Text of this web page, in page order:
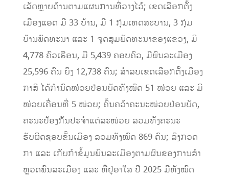
ເລັດຫຼາຍດ້ານຕາມແຜນການທີ່ວາງໄວ້; ເຂດເລືອກຕັ້ງ
ເມືອງແອດ ມີ 33 ບ້ານ, ມີ 1 ກຸ່ມເທດສະບານ, 3 ກຸ່ມ
ບ້ານພັດທະນາ ແລະ 1 ຈຸດສຸມພັດທະນາຂອງແຂວງ, ມີ
4,778 ຄົວເຮືອນ, ມີ 5,439 ຄອບຄົວ, ມີພົນລະເມືອງ
25,596 ຄົນ ຍິງ 12,738 ຄົນ; ສຳລບເຂດເລືອກຕັ້ງເມືອງ
ກາສີ ໄດ້ກໍານົດໜ່ວຍປ່ອນບັດທັງໝົດ 51 ໜ່ວຍ ແລະ ມີ
ໜ່ວຍເຄື່ອນທີ່ 5 ໜ່ວຍ; ຄົ້ນຄວ້າຄະນະໜ່ວຍປ່ອນບັດ,
ຄະນະປ້ອງກັນປະຈຳແຕ່ລະໜ່ວຍ ລວມທັງຄະນະ
ຮັບຜິດຊອບຂັ້ນເມືອງ ລວມທັງໝົດ 869 ຄົນ; ລົງກວດ
ກາ ແລະ ເກັບກຳຂໍ້ມູນພົນລະເມືອງຕາມຜົນຂອງການສໍາ
ຫຼວດພົນລະເມືອງ ແລະ ທີ່ຢູ່ອາໃສ ປີ 2025 ມີທັງໝົດ